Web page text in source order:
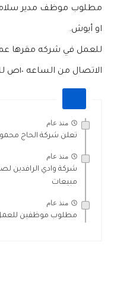
مطلوب موظف مدير
او أيوش.
للعمل في شركه مقرها
الاتصال من الساعه ١٠ص
منذ عام
تعلن شركة الحاج
منذ عام
شركة وادي الرافدين
مبيعات
منذ عام
مطلوب موظفين للعمل